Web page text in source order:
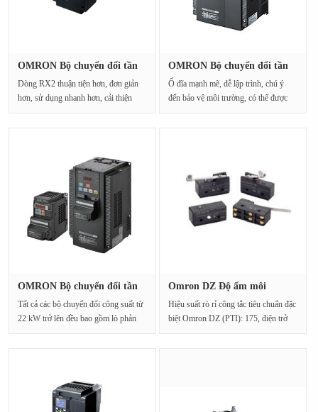
OMRON Bộ chuyển đổi tần
Dòng RX2 thuận tiện hơn, đơn giản
hơn, sử dụng nhanh hơn, cải thiện
OMRON Bộ chuyển đổi tần
số 3G3···
Ổ đĩa mạnh mẽ, dễ lập trình, chú ý
đến bảo vệ môi trường, có thể được
OMRON Bộ chuyển đổi tần
Tất cả các bộ chuyển đổi công suất từ
22 kW trở lên đều bao gồm lò phản
Omron DZ Độ ẩm môi
Hiệu suất rò rỉ công tắc tiêu chuẩn đặc
biệt Omron DZ (PTI): 175, điện trở